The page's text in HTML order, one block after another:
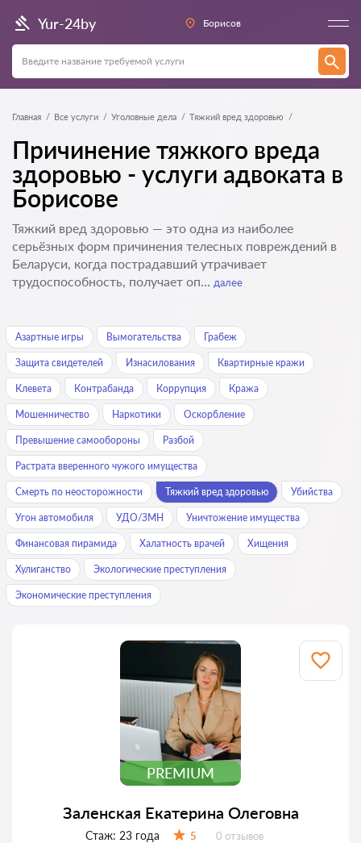
Yur-24by Борисов
Главная Все услуги Уголовные дела Тяжкий вред здоровью
Причинение тяжкого вреда
здоровью - услуги адвоката в
Борисове
Тяжкий вред здоровью — это одна из наиболее
серьёзных форм причинения телесных повреждений в
Беларуси, когда пострадавший утрачивает
трудоспособность, получает оп... далее
Азартные игры Вымогательства Грабеж
Защита свидетелей Изнасилования Квартирные кражи
Клевета Контрабанда Коррупция Кража
Мошенничество Наркотики Оскорбление
Превышение самообороны Разбой
Растрата вверенного чужого имущества
Смерть по неосторожности Тяжкий вред здоровью Убийства
Угон автомобиля УДО/ЗМН Уничтожение имущества
Финансовая пирамида Халатность врачей Хищения
Хулиганство Экологические преступления
Экономические преступления
PREMIUM
Заленская Екатерина Олеговна
Стаж: 23 года 5 Отзывов:
0 отзывов